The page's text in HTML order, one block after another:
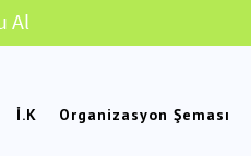
Al
İ.K Organizasyon Şeması